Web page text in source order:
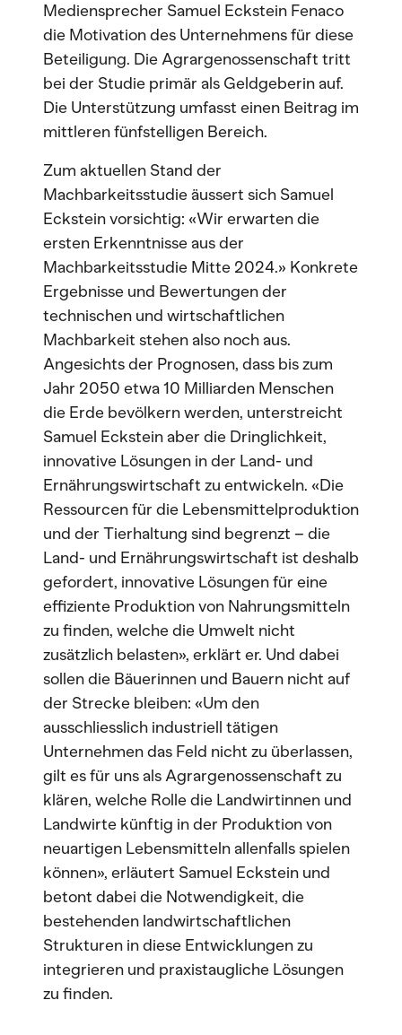
Mediensprecher Samuel Eckstein Fenaco
die Motivation des Unternehmens für diese
Beteiligung. Die Agrargenossenschaft tritt
bei der Studie primär als Geldgeberin auf.
Die Unterstützung umfasst einen Beitrag im
mittleren fünfstelligen Bereich.
Zum aktuellen Stand der
Machbarkeitsstudie äussert sich Samuel
Eckstein vorsichtig: «Wir erwarten die
ersten Erkenntnisse aus der
Machbarkeitsstudie Mitte 2024.» Konkrete
Ergebnisse und Bewertungen der
technischen und wirtschaftlichen
Machbarkeit stehen also noch aus.
Angesichts der Prognosen, dass bis zum
Jahr 2050 etwa 10 Milliarden Menschen
die Erde bevölkern werden, unterstreicht
Samuel Eckstein aber die Dringlichkeit,
innovative Lösungen in der Land- und
Ernährungswirtschaft zu entwickeln. «Die
Ressourcen für die Lebensmittelproduktion
und der Tierhaltung sind begrenzt – die
Land- und Ernährungswirtschaft ist deshalb
gefordert, innovative Lösungen für eine
effiziente Produktion von Nahrungsmitteln
zu finden, welche die Umwelt nicht
zusätzlich belasten», erklärt er. Und dabei
sollen die Bäuerinnen und Bauern nicht auf
der Strecke bleiben: «Um den
ausschliesslich industriell tätigen
Unternehmen das Feld nicht zu überlassen,
gilt es für uns als Agrargenossenschaft zu
klären, welche Rolle die Landwirtinnen und
Landwirte künftig in der Produktion von
neuartigen Lebensmitteln allenfalls spielen
können», erläutert Samuel Eckstein und
betont dabei die Notwendigkeit, die
bestehenden landwirtschaftlichen
Strukturen in diese Entwicklungen zu
integrieren und praxistaugliche Lösungen
zu finden.